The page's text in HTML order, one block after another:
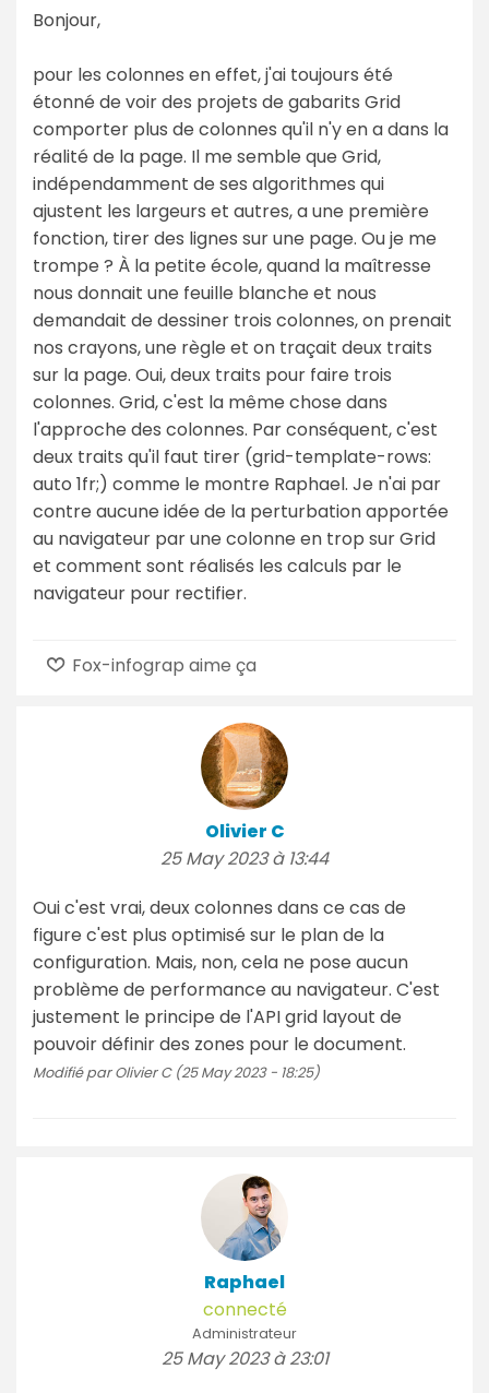
Bonjour,
pour les colonnes en effet, j'ai toujours été
étonné de voir des projets de gabarits Grid
comporter plus de colonnes qu'il n'y en a dans la
réalité de la page. Il me semble que Grid,
indépendamment de ses algorithmes qui
ajustent les largeurs et autres, a une première
fonction, tirer des lignes sur une page. Ou je me
trompe ? À la petite école, quand la maîtresse
nous donnait une feuille blanche et nous
demandait de dessiner trois colonnes, on prenait
nos crayons, une règle et on traçait deux traits
sur la page. Oui, deux traits pour faire trois
colonnes. Grid, c'est la même chose dans
l'approche des colonnes. Par conséquent, c'est
deux traits qu'il faut tirer (grid-template-rows:
auto 1fr;) comme le montre Raphael. Je n'ai par
contre aucune idée de la perturbation apportée
au navigateur par une colonne en trop sur Grid
et comment sont réalisés les calculs par le
navigateur pour rectifier.
Fox-infograp aime ça
Olivier C
25 May 2023 à 13:44
Oui c'est vrai, deux colonnes dans ce cas de
figure c'est plus optimisé sur le plan de la
configuration. Mais, non, cela ne pose aucun
problème de performance au navigateur. C'est
justement le principe de l'API grid layout de
pouvoir définir des zones pour le document.
Modifié par Olivier C (25 May 2023 - 18:25)
Raphael
connecté
Administrateur
25 May 2023 à 23:01